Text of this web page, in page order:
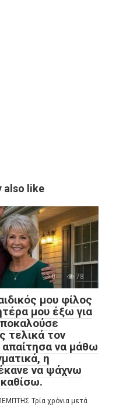
also like
0 78
μου φίλος
μου έξω για
τελικά τον
απαίτησα να μάθω
η
να ψάχνω
Τρία χρόνια μετά